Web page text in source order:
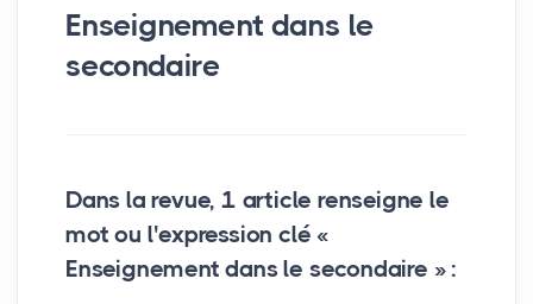
Enseignement dans le
secondaire
Dans la revue, 1 article renseigne le
mot ou l'expression clé «
Enseignement dans le secondaire » :